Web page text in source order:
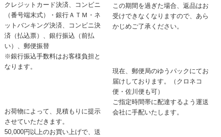
クレジットカード決済、コンビニ
（番号端末式）・銀行ＡＴＭ・ネ
ットバンキング決済、コンビニ決
済（払込票）、銀行振込（前払
い）、郵便振替
※銀行振込手数料はお客様負担と
なります。
お荷物によって、見積もりに提示
させていただきます。
50,000円以上のお買い上げで、送
この期間を過ぎた場合、返品はお
受けできなくなりますので、あら
かじめご了承ください。
現在、郵便局のゆうパックにてお
届けしております。（クロネコ
便・佐川便も可）
ご指定時間帯に配達するよう運送
会社に手配いたします。